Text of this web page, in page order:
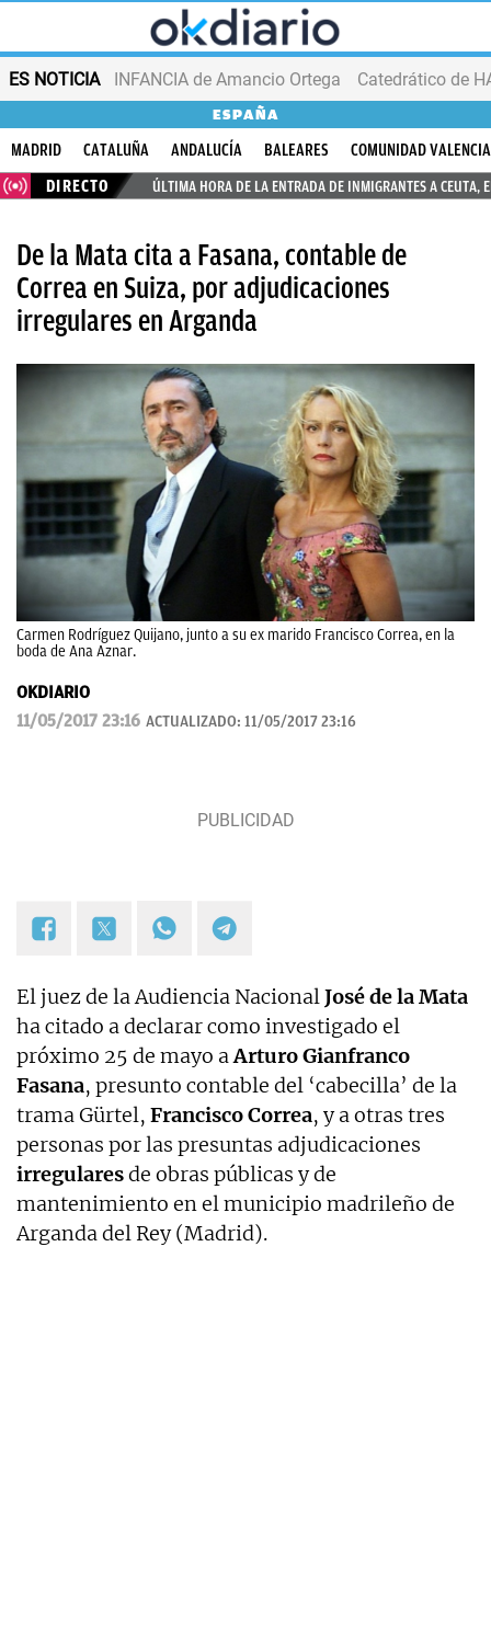
ES NOTICIA INFANCIA de Amancio Ortega
ESPAÑA
MADRID CATALUÑA ANDALUCÍA BALEARES
COMUNIDAD
DIRECTO
ÚLTIMA HORA DE LA ENTRADA DE INMIGRANTES A CEUTA,
De la Mata cita a Fasana, contable de
Correa en Suiza, por adjudicaciones
irregulares en Arganda
Carmen Rodríguez Quijano, junto a su ex marido Francisco Correa, en la
boda de Ana Aznar.
OKDIARIO
11/05/2017 23:16 ACTUALIZADO: 11/05/2017 23:16
El juez de la Audiencia NacionalJosé de la Mata
ha citado a declarar como investigado el
próximo 25 de mayo aArturo Gianfranco
Fasana, presunto contable del ‘cabecilla’ de la
trama Gürtel, Francisco Correa, y a otras tres
personas por las presuntas adjudicaciones
irregularesde obras públicas y de
mantenimiento en el municipio madrileño de
Arganda del Rey (Madrid).